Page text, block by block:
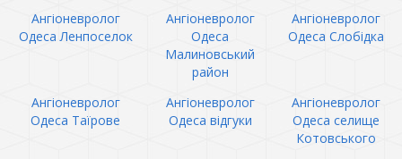
Ангіоневролог
Одеса Ленпоселок
Ангіоневролог
Одеса
Малиновський
район
Ангіоневролог
Одеса Слобідка
Ангіоневролог
Одеса Таїрове
Ангіоневролог
Одеса відгуки
Ангіоневролог
Одеса селище
Котовського